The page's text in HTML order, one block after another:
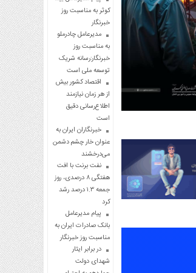
کوثر به مناسبت روز
خبرنگار
مدیرعامل چادرملو
به مناسبت روز
خبرنگار:رسانه شریک
توسعه ملی است
اقتصاد کشور بیش
از هر زمان نیازمند
اطلاع‌رسانی دقیق
است
خبرنگاران ایران به
عنوان خار چشم دشمن
می‌درخشند
نفت برنت با افت
هفتگی ۸ درصدی، روز
جمعه ۱.۳ درصد رشد
کرد
پیام مدیرعامل
بانک صادرات ایران به
مناسبت روز خبرنگار
در برابر ایثار
شهدای دولت